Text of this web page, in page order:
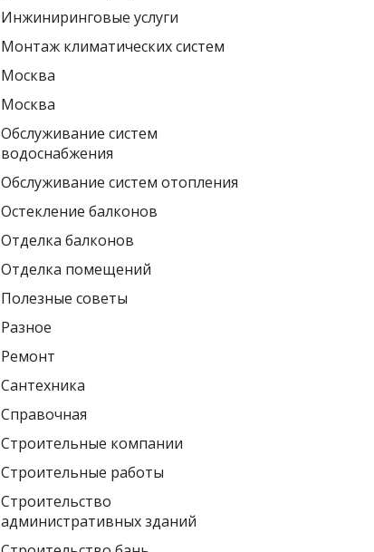
Инжиниринговые услуги
Монтаж климатических систем
Москва
Москва
Обслуживание систем
водоснабжения
Обслуживание систем отопления
Остекление балконов
Отделка балконов
Отделка помещений
Полезные советы
Разное
Ремонт
Сантехника
Справочная
Строительные компании
Строительные работы
Строительство
административных зданий